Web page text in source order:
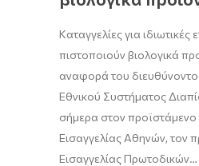
Καταγγελίες για ιδιωτικές
πιστοποιούν βιολογικά
αναφορά του
Εθνικού Συστήματος
σήμερα στον
Εισαγγελίας Αθηνών, τον
Εισαγγελίας Πρωτοδικών…